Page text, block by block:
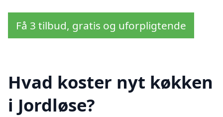
Få 3 tilbud, gratis og uforpligtende
Hvad koster nyt køkken
i Jordløse?